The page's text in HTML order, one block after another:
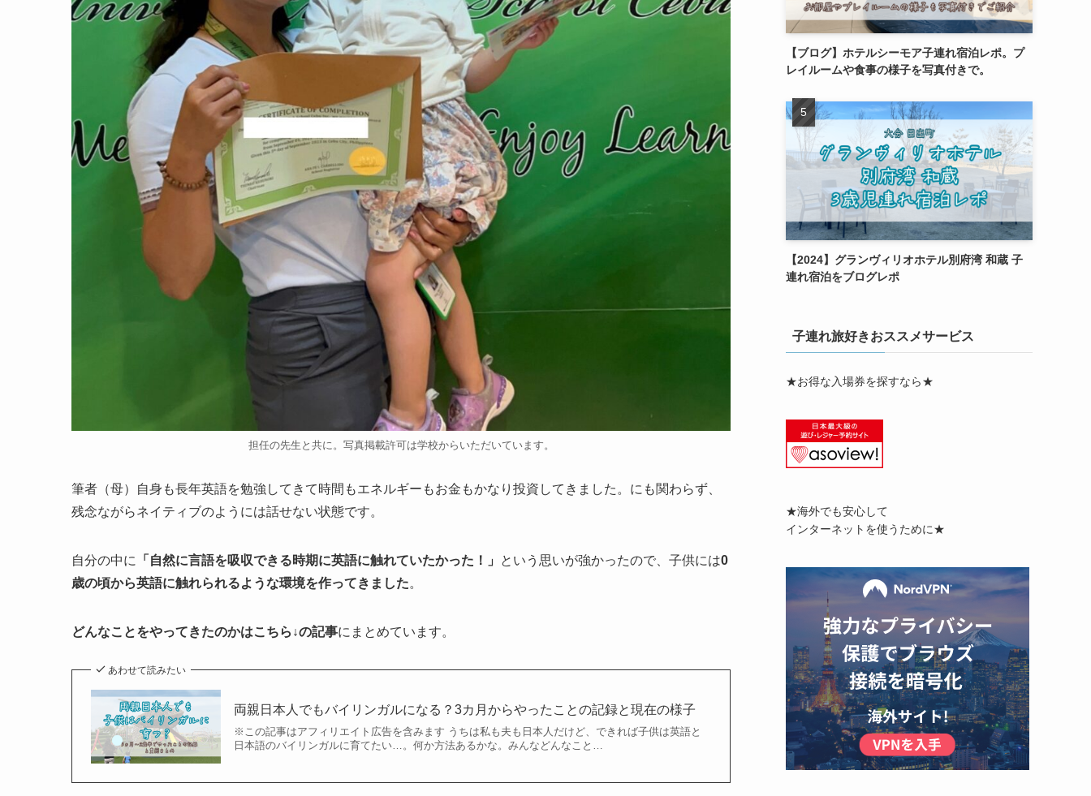
担任の先生と共に。写真掲載許可は学校からいただいています。
筆者（母）自身も長年英語を勉強してきて時間もエネルギーもお金もかなり投資してきました。にも関わらず、
残念ながらネイティブのようには話せない状態です。
自分の中に 「自然に言語を吸収できる時期に英語に触れていたかった！」 という思いが強かったので、子供には0
歳の頃から英語に触れられるような環境を作ってきました。
どんなことをやってきたのかはこちら↓の記事にまとめています。
あわせて読みたい
両親日本人でもバイリンガルになる？3カ月からやったことの記録と現在の様子
※この記事はアフィリエイト広告を含みます うちは私も夫も日本人だけど、できれば子供は英語と
日本語のバイリンガルに育てたい…。何か方法あるかな。みんなどんなこと…
【ブログ】ホテルシーモア子連れ宿泊レポ。プ
レイルームや食事の様子を写真付きで。
【2024】グランヴィリオホテル別府湾 和蔵 子
連れ宿泊をブログレポ
子連れ旅好きおススメサービス
★お得な入場券を探すなら★
★海外でも安心して
インターネットを使うために★